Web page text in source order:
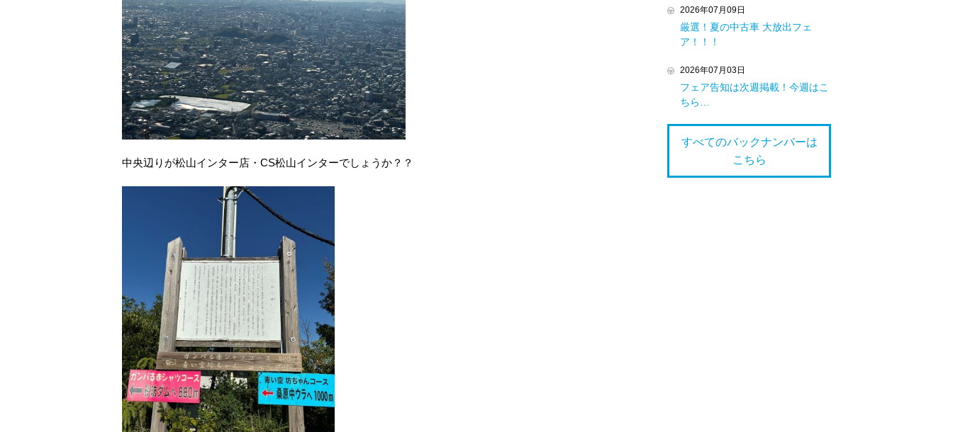
中央辺りが松山インター店・CS松山インターでしょうか？？
2026年07月09日
厳選！夏の中古車 大放出フェ
ア！！！
2026年07月03日
フェア告知は次週掲載！今週はこ
ちら…
すべてのバックナンバーは
こちら